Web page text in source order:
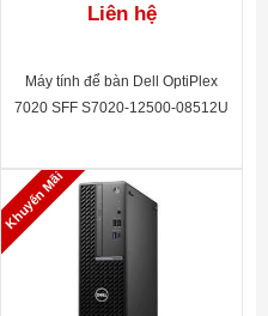
Liên hệ
Máy tính để bàn Dell OptiPlex
7020 SFF S7020-12500-08512U
Khuyến Mãi